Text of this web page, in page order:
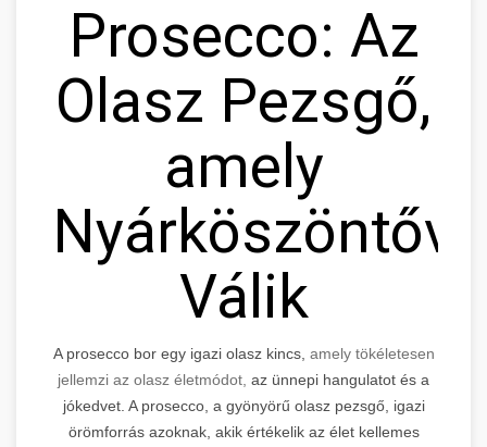
Prosecco: Az
Olasz Pezsgő,
amely
Nyárköszöntővé
Válik
A prosecco bor egy igazi olasz kincs, amely tökéletesen
jellemzi az olasz életmódot, az ünnepi hangulatot és a
jókedvet. A prosecco, a gyönyörű olasz pezsgő, igazi
örömforrás azoknak, akik értékelik az élet kellemes